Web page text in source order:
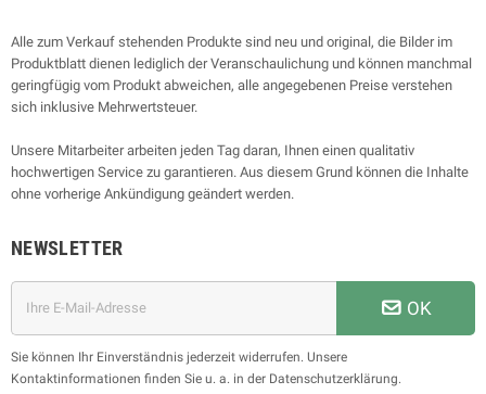
Alle zum Verkauf stehenden Produkte sind neu und original, die Bilder im
Produktblatt dienen lediglich der Veranschaulichung und können manchmal
geringfügig vom Produkt abweichen, alle angegebenen Preise verstehen
sich inklusive Mehrwertsteuer.
Unsere Mitarbeiter arbeiten jeden Tag daran, Ihnen einen qualitativ
hochwertigen Service zu garantieren. Aus diesem Grund können die Inhalte
ohne vorherige Ankündigung geändert werden.
NEWSLETTER
OK
Sie können Ihr Einverständnis jederzeit widerrufen. Unsere
Kontaktinformationen finden Sie u. a. in der Datenschutzerklärung.